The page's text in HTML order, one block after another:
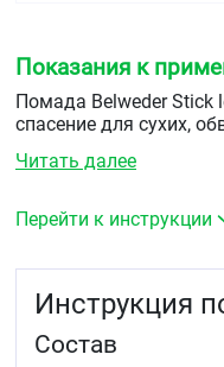
Показания к
Помада Belweder Stick
спасение для сухих,
Читать далее
Перейти к инструкции
Инструкция
Состав